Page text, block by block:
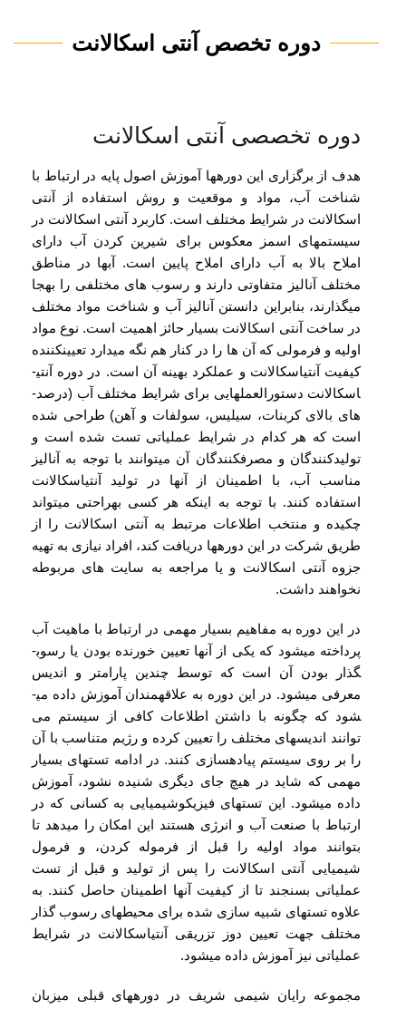
دوره تخصص آنتی اسکالانت
دوره تخصصی آنتی اسکالانت
هدف از برگزاری این دوره­ها آموزش اصول پایه در ارتباط با
شناخت آب، مواد و موقعیت و روش استفاده از آنتی
اسکالانت در شرایط مختلف است. کاربرد آنتی اسکالانت در
سیستم­های اسمز معکوس برای شیرین کردن آب دارای
املاح بالا به آب دارای املاح پایین است. آب­ها در مناطق
مختلف آنالیز متفاوتی دارند و رسوب های مختلفی را به­جا
می­گذارند، بنابراین دانستن آنالیز آب و شناخت مواد مختلف
در ساخت آنتی اسکالانت بسیار حائز اهمیت است. نوع مواد
اولیه و فرمولی که آن ها را در کنار هم نگه می­دارد تعیین­کننده
کیفیت آنتی­اسکالانت و عملکرد بهینه آن است. در دوره آنتی­
اسکالانت دستورالعمل­هایی برای شرایط مختلف آب (درصد­
های بالای کربنات، سیلیس، سولفات و آهن) طراحی شده
است که هر کدام در شرایط عملیاتی تست شده است و
تولید­کنندگان و مصرف­کنندگان آن می­توانند با توجه به آنالیز
مناسب آب، با اطمینان از آنها در تولید آنتی­اسکالانت
استفاده کنند. با توجه به این­که هر کسی به­راحتی می­تواند
چکیده و منتخب اطلاعات مرتبط به آنتی اسکالانت را از
طریق شرکت در این دوره­ها دریافت کند، افراد نیازی به تهیه
جزوه آنتی اسکالانت و یا مراجعه به سایت های مربوطه
نخواهند داشت.
در این دوره به مفاهیم بسیار مهمی در ارتباط با ماهیت آب
پرداخته می­شود که یکی از آن­ها تعیین خورنده بودن یا رسوب­
گذار بودن آن است که توسط چندین پارامتر و اندیس
معرفی می­شود. در این دوره به علاقه­مندان آموزش داده می­
شود که چگونه با داشتن اطلاعات کافی از سیستم می
توانند اندیس­های مختلف را تعیین کرده و رژیم متناسب با آن
را بر روی سیستم پیاده­سازی کنند. در ادامه تست­های بسیار
مهمی که شاید در هیچ جای دیگری شنیده نشود، آموزش
داده می­شود. این تست­های فیزیکوشیمیایی به کسانی که در
ارتباط با صنعت آب و انرژی هستند این امکان را می­دهد تا
بتوانند مواد اولیه را قبل از فرموله کردن، و فرمول
شیمیایی آنتی اسکالانت را پس از تولید و قبل از تست
عملیاتی بسنجند تا از کیفیت آن­ها اطمینان حاصل کنند. به
علاوه تست­های شبیه سازی شده برای محیط­های رسوب گذار
مختلف جهت تعیین دوز تزریقی آنتی­اسکالانت در شرایط
عملیاتی نیز آموزش داده می­شود.
مجموعه رایان شیمی شریف در دوره­های قبلی میزبان